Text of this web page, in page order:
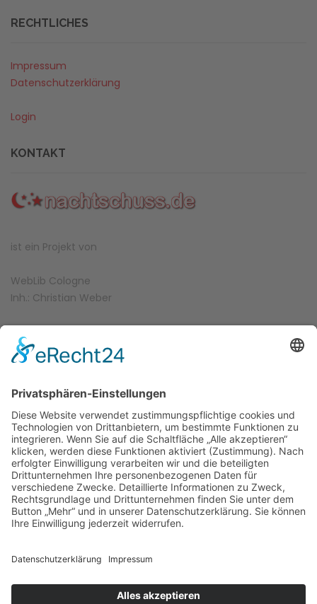
RECHTLICHES
Impressum
Datenschutzerklärung
Login
KONTAKT
ist ein Projekt von
WebLib Cologne
Inh.: Christian Weber
51067 Köln-Holweide
info@weblib.de